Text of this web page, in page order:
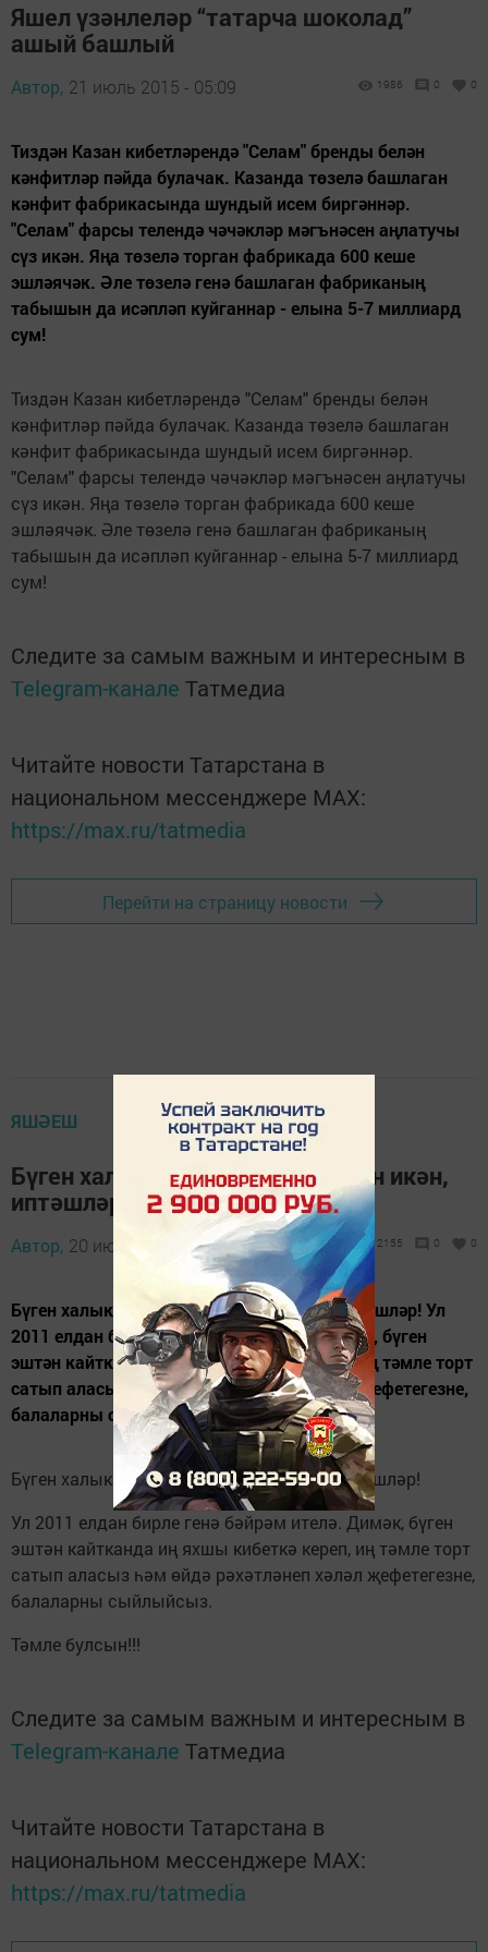
Яшел үзәнлеләр “татарча шоколад”
ашый башлый
Автор, 21 июль 2015 - 05:09 1986 0 0
Тиздән Казан кибетләрендә "Селам" бренды белән
кәнфитләр пәйда булачак. Казанда төзелә башлаган
кәнфит фабрикасында шундый исем биргәннәр.
"Селам" фарсы телендә чәчәкләр мәгънәсен аңлатучы
сүз икән. Яңа төзелә торган фабрикада 600 кеше
эшләячәк. Әле төзелә генә башлаган фабриканың
табышын да исәпләп куйганнар - елына 5-7 миллиард
сум!
Тиздән Казан кибетләрендә "Селам" бренды белән
кәнфитләр пәйда булачак. Казанда төзелә башлаган
кәнфит фабрикасында шундый исем биргәннәр.
"Селам" фарсы телендә чәчәкләр мәгънәсен аңлатучы
сүз икән. Яңа төзелә торган фабрикада 600 кеше
эшләячәк. Әле төзелә генә башлаган фабриканың
табышын да исәпләп куйганнар - елына 5-7 миллиард
сум!
Следите за самым важным и интересным в
Telegram-канале Татмедиа
Читайте новости Татарстана в
национальном мессенджере MАХ:
https://max.ru/tatmedia
Перейти на страницу новости
ЯШӘЕШ
Бүген халыкара Торт көне булган икән,
иптәшләр!
Автор, 20 июль 2015 - 13:26 2155 0 0
Бүген халыкара Торт көне булган икән, иптәшләр! Ул
2011 елдан бирле генә бәйрәм ителә. Димәк, бүген
эштән кайтканда иң яхшы кибеткә кереп, иң тәмле торт
сатып аласыз һәм өйдә рәхәтләнеп хәләл җефетегезне,
балаларны сыйлыйсыз. Тәмле булсын!!!
Бүген халыкара Торт көне булган икән, иптәшләр!
Ул 2011 елдан бирле генә бәйрәм ителә. Димәк, бүген
эштән кайтканда иң яхшы кибеткә кереп, иң тәмле торт
сатып аласыз һәм өйдә рәхәтләнеп хәләл җефетегезне,
балаларны сыйлыйсыз.
Тәмле булсын!!!
Следите за самым важным и интересным в
Telegram-канале Татмедиа
Читайте новости Татарстана в
национальном мессенджере MАХ:
https://max.ru/tatmedia